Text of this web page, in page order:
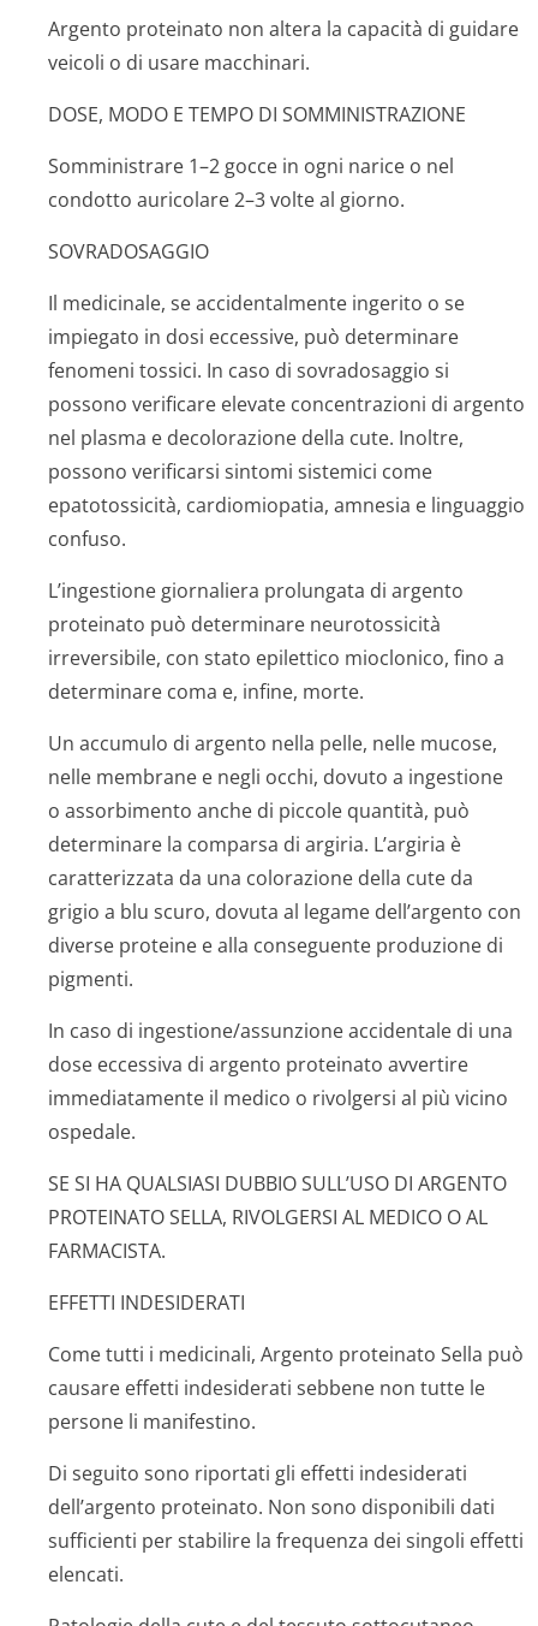
Argento proteinato non altera la capacità di guidare
veicoli o di usare macchinari.
DOSE, MODO E TEMPO DI SOMMINISTRAZIONE
Somministrare 1–2 gocce in ogni narice o nel
condotto auricolare 2–3 volte al giorno.
SOVRADOSAGGIO
Il medicinale, se accidentalmente ingerito o se
impiegato in dosi eccessive, può determinare
fenomeni tossici. In caso di sovradosaggio si
possono verificare elevate concentrazioni di argento
nel plasma e decolorazione della cute. Inoltre,
possono verificarsi sintomi sistemici come
epatotossicità, cardiomiopatia, amnesia e linguaggio
confuso.
L’ingestione giornaliera prolungata di argento
proteinato può determinare neurotossicità
irreversibile, con stato epilettico mioclonico, fino a
determinare coma e, infine, morte.
Un accumulo di argento nella pelle, nelle mucose,
nelle membrane e negli occhi, dovuto a ingestione
o assorbimento anche di piccole quantità, può
determinare la comparsa di argiria. L’argiria è
caratterizzata da una colorazione della cute da
grigio a blu scuro, dovuta al legame dell’argento con
diverse proteine e alla conseguente produzione di
pigmenti.
In caso di ingestione/as­sunzione accidentale di una
dose eccessiva di argento proteinato avvertire
immediatamente il medico o rivolgersi al più vicino
ospedale.
SE SI HA QUALSIASI DUBBIO SULL’USO DI ARGENTO
PROTEINATO SELLA, RIVOLGERSI AL MEDICO O AL
FARMACISTA.
EFFETTI INDESIDERATI
Come tutti i medicinali, Argento proteinato Sella può
causare effetti indesiderati sebbene non tutte le
persone li manifestino.
Di seguito sono riportati gli effetti indesiderati
dell’argento proteinato. Non sono disponibili dati
sufficienti per stabilire la frequenza dei singoli effetti
elencati.